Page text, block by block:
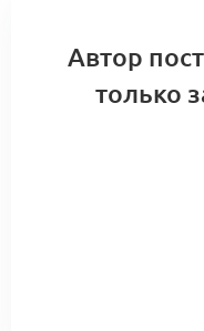
Автор
только